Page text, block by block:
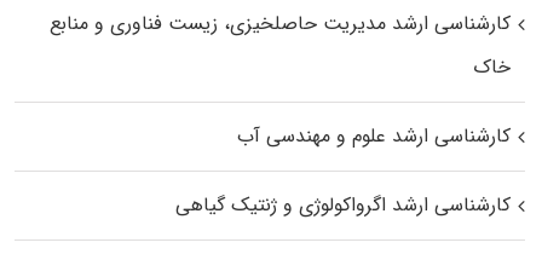
کارشناسی ارشد مدیریت حاصلخیزی، زیست فناوری و منابع
خاک
کارشناسی ارشد علوم و مهندسی آب
کارشناسی ارشد اگرواکولوژی و ژنتیک گیاهی